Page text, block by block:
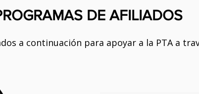
DE AFILIADOS
a continuación para apoyar a la PTA a